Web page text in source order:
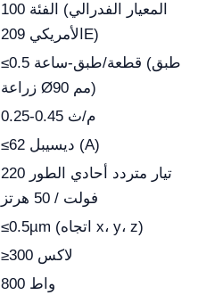
الفئة 100 (المعيار الفدرالي
الأمريكي 209E)
≤0.5 قطعة/طبق-ساعة (طبق
زراعة Ø90 مم)
0.25-0.45 م/ث
≤62 ديسيبل (A)
تيار متردد أحادي الطور 220
فولت / 50 هرتز
≤0.5µm (اتجاه x، y، z)
≥300 لاكس
800 واط